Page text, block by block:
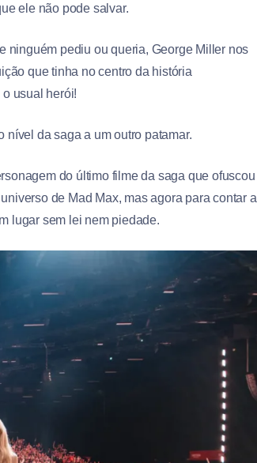
ele não pode salvar.
ninguém pediu ou queria, George Miller nos
que tinha no centro da história
usual herói!
nível da saga a um outro patamar.
do último filme da saga que ofuscou
de Mad Max, mas agora para contar a
lugar sem lei nem piedade.